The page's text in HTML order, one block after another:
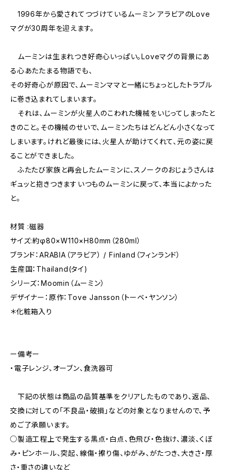
1996年から愛されてつづけているムーミン アラビアのLove
マグが30周年を迎えます。
ムーミンは生まれつき好奇心いっぱい。Loveマグの背景にあ
る心あたたまる物語でも、
その好奇心が原因で、ムーミンママと一緒にちょっとしたトラブル
に巻き込まれてしまいます。
それは、ムーミンが火星人のこわれた機械をいじってしまったと
きのこと。その機械のせいで、ムーミンたちはどんどん小さくなって
しまいます。けれど最後には、火星人が助けてくれて、元の姿に戻
ることができました。
ふたたび家族と再会したムーミンに、スノークのおじょうさんは
ギュッと抱きつきます――いつものムーミンに戻って、本当によかった
と。
材質 :磁器
サイズ:約φ80×W110×H80mm（280ml）
ブランド：ARABIA（アラビア） / Finland（フィンランド）
生産国：Thailand(タイ)
シリーズ：Moomin（ムーミン）
デザイナー：原作：Tove Jansson（トーベ・ヤンソン）
＊化粧箱入り
ー備考ー
・電子レンジ、オーブン、食洗器可
下記の状態は商品の品質基準をクリアしたものであり、返品、
交換に対しての「不良品・破損」などの対象となりませんので、予
めご了承願います。
○製造工程上で発生する黒点・白点、色飛び・色抜け、濃淡、くぼ
み・ピンホール、突起、線傷・擦り傷、ゆがみ、がたつき、大きさ・厚
さ・重さの違いなど